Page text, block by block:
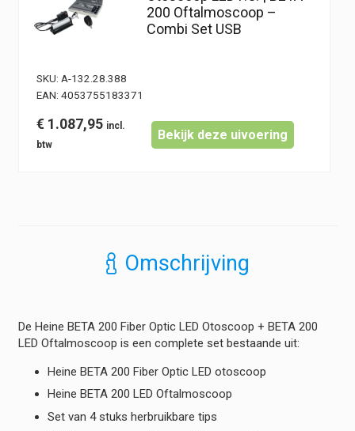
200 Oftalmoscoop –
Combi Set USB
SKU: A-132.28.388
EAN: 4053755183371
€ 1.087,95
Bekijk deze uivoering
Omschrijving
De Heine BETA 200 Fiber Optic LED Otoscoop + BETA 200
LED Oftalmoscoop is een complete set bestaande uit:
Heine BETA 200 Fiber Optic LED otoscoop
Heine BETA 200 LED Oftalmoscoop
Set van 4 stuks herbruikbare tips